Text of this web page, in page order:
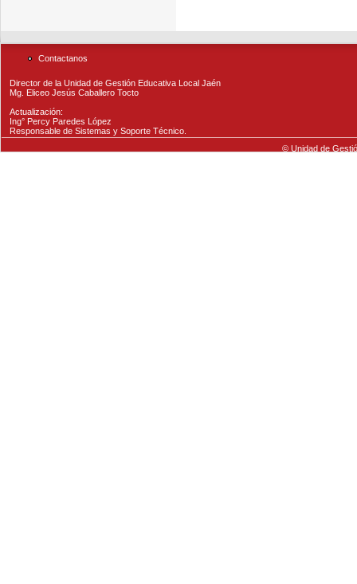
Contactanos
Director de la Unidad de Gestión Educativa Local Jaén
Mg. Eliceo Jesús Caballero Tocto
Actualización:
Ing° Percy Paredes López
Responsable de Sistemas y Soporte Técnico.
© Unidad de